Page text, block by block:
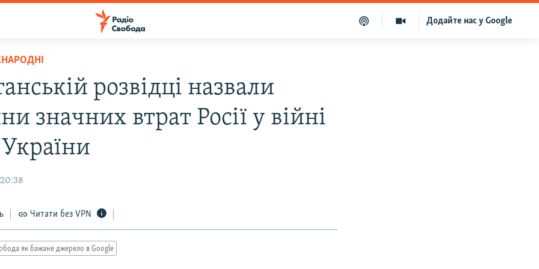
Додайте нас у Google
розвідці назвали
значних втрат Росії у війні
Читати без VPN
як бажане джерело в Google